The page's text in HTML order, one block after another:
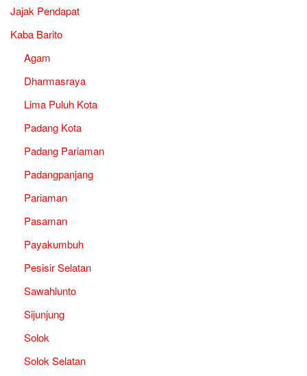
Jajak Pendapat
Kaba Barito
Agam
Dharmasraya
Lima Puluh Kota
Padang Kota
Padang Pariaman
Padangpanjang
Pariaman
Pasaman
Payakumbuh
Pesisir Selatan
Sawahlunto
Sijunjung
Solok
Solok Selatan